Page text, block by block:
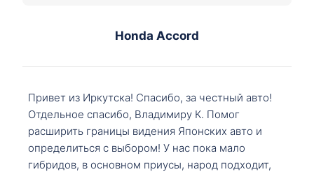
Honda Accord
Привет из Иркутска! Спасибо, за честный авто!
Отдельное спасибо, Владимиру К. Помог
расширить границы видения Японских авто и
определиться с выбором! У нас пока мало
гибридов, в основном приусы, народ подходит,